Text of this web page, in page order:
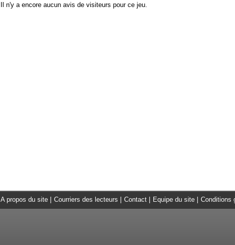
Il n'y a encore aucun avis de visiteurs pour ce jeu.
A propos du site Courriers des lecteurs Contact Equipe du site Conditions